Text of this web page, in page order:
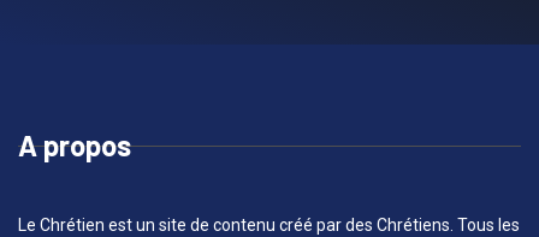
A propos
Le Chrétien est un site de contenu créé par des Chrétiens. Tous les